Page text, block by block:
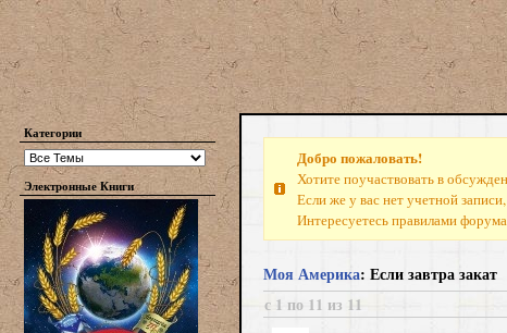
Категории
Электронные Книги
Добро пожаловать!
Хотите поучаствовать в
Если же у вас нет учетной записи,
Интересуетесь правилами
Моя Америка: Если завтра закат
с 1 по 11 из 11